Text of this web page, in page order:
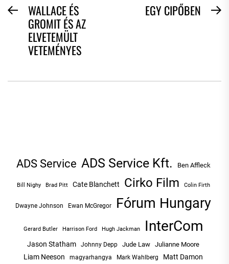
BEJEGYZÉS
NAVIGÁCIÓ
PreviousWALLACE ÉS
GROMIT ÉS AZ
ELVETEMÜLT
VETEMÉNYES
EGY CIPŐBEN
ADS Service ADS Service Kft. Ben Affleck
Bill Nighy Brad Pitt Cate Blanchett Cirko Film Colin Firth
Dwayne Johnson Ewan McGregor Fórum Hungary
Gerard Butler Harrison Ford Hugh Jackman InterCom
Jason Statham Johnny Depp Jude Law Julianne Moore
Liam Neeson magyarhangya Mark Wahlberg Matt Damon